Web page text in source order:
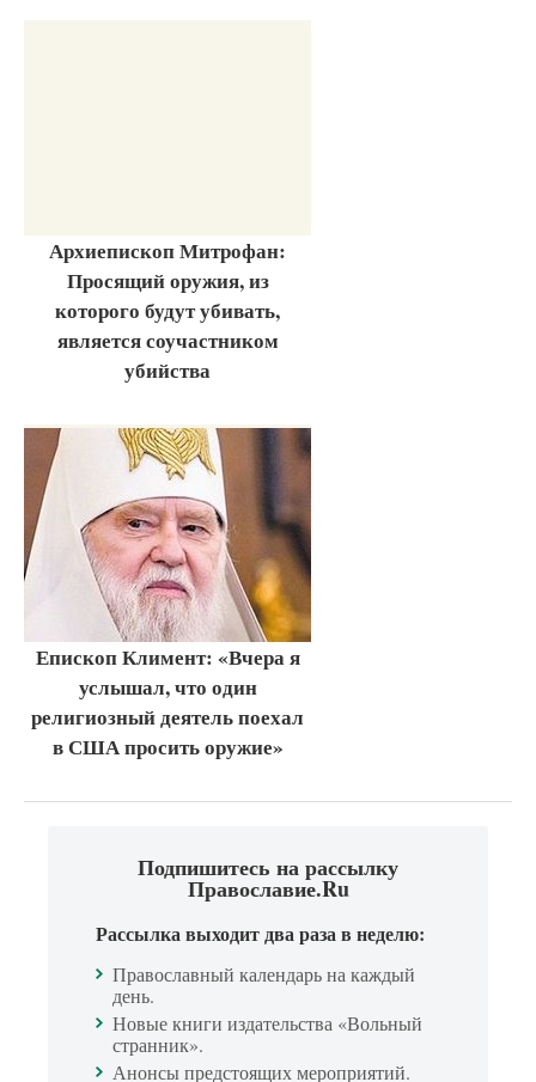
Архиепископ Митрофан:
Просящий оружия, из
которого будут убивать,
является соучастником
убийства
Епископ Климент: «Вчера я
услышал, что один
религиозный деятель поехал
в США просить оружие»
Подпишитесь на рассылку
Православие.Ru
Рассылка выходит два раза в неделю:
Православный календарь на каждый
день.
Новые книги издательства «Вольный
странник».
Анонсы предстоящих мероприятий.